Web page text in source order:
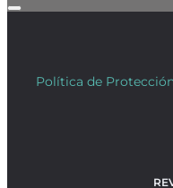
Política de